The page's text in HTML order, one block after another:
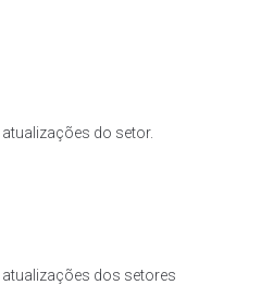
do setor.
dos setores